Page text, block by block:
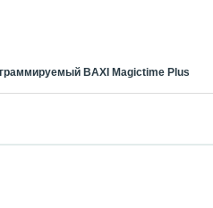
BAXI Magictime Plus